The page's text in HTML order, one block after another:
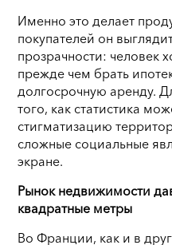
Именно это делает
покупателей он
прозрачности: человек
прежде чем брать
долгосрочную аренду.
того, как статистика
стигматизацию
сложные социальные
экране.
Рынок недвижимости
квадратные метры
Во Франции, как и в